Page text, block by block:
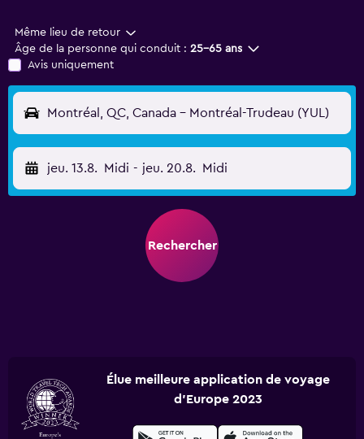
Même lieu de retour
Âge de la personne qui conduit : 25-65 ans
Avis uniquement
Montréal, QC, Canada - Montréal-Trudeau (YUL)
jeu. 13.8. Midi - jeu. 20.8. Midi
Rechercher
Élue meilleure application de voyage
d'Europe 2023